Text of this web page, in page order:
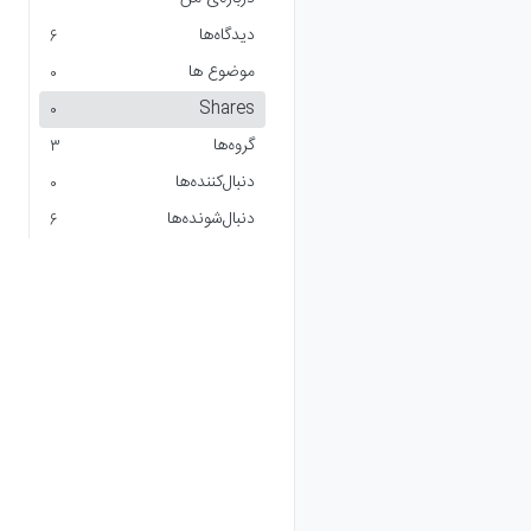
دیدگاه‌ها
6
موضوع ها 0
Shares
0
گروه‌ها 3
دنبال‌کننده‌ها 0
دنبال‌شونده‌ها 6